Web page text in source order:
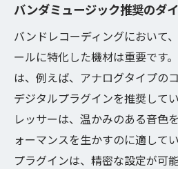
バンダミュージック推奨のダ
バンドレコーディングにおいて
ールに特化した機材は重要です
は、例えば、アナログタイプの
デジタルプラグインを推奨して
レッサーは、温かみのある音色
ォーマンスを生かすのに適して
プラグインは、精密な設定が可